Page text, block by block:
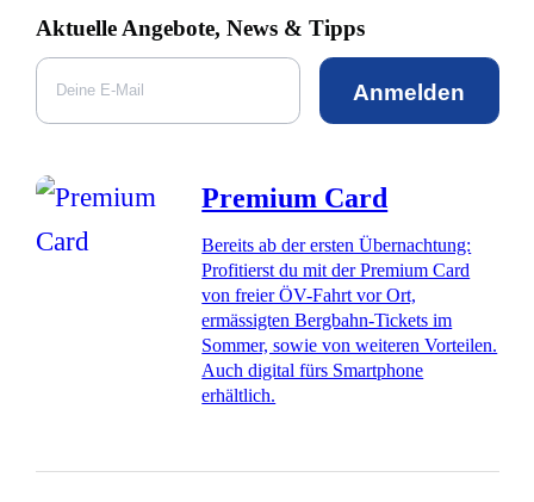
Aktuelle Angebote, News & Tipps
Anmelden
Premium Card
Bereits ab der ersten Übernachtung:
Profitierst du mit der Premium Card
von freier ÖV-Fahrt vor Ort,
ermässigten Bergbahn-Tickets im
Sommer, sowie von weiteren Vorteilen.
Auch digital fürs Smartphone
erhältlich.